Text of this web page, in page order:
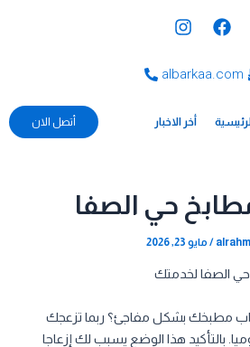
F
a
e
o
I
n
t
r
albarkaa.com
أخر الاخبار أتصل الان
حي الصفا
/ مايو 23, 2026
الصفا لخدمتك
مطبخك بشكل مفاجئ؟ ربما تزعجك
بالتأكيد هذا الوضع يسبب لك إزعاجا